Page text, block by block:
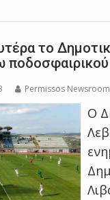
το
Permissos Newsroom
Ο